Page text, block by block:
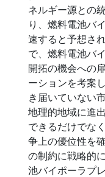
ネルギー源との
り、燃料電池バ
速すると予想さ
で、燃料電池バ
開拓の機会への
ーションを考案
き届いていない
地理的地域に進
できるだけでな
争上の優位性を
の制約に戦略的
池バイポーラプ